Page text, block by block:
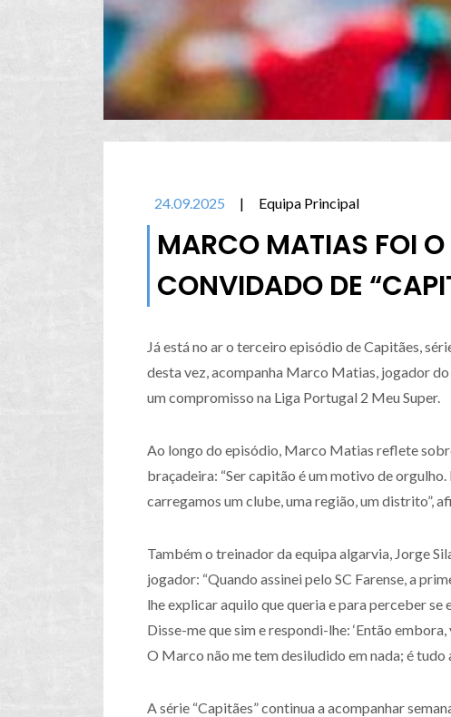
24.09.2025 | Equipa Principal
MARCO MATIAS FOI O
CONVIDADO DE
Já está no ar o terceiro episódio de Capitães,
desta vez, acompanha Marco Matias, jogador
um compromisso na Liga Portugal 2 Meu Super.
Ao longo do episódio, Marco Matias reflete
braçadeira: “Ser capitão é um motivo de
carregamos um clube, uma região, um distrito”,
Também o treinador da equipa algarvia, Jorge
jogador: “Quando assinei pelo SC Farense, a
lhe explicar aquilo que queria e para perceber
Disse-me que sim e respondi-lhe: ‘Então
O Marco não me tem desiludido em nada; é tudo
A série “Capitães” continua a acompanhar